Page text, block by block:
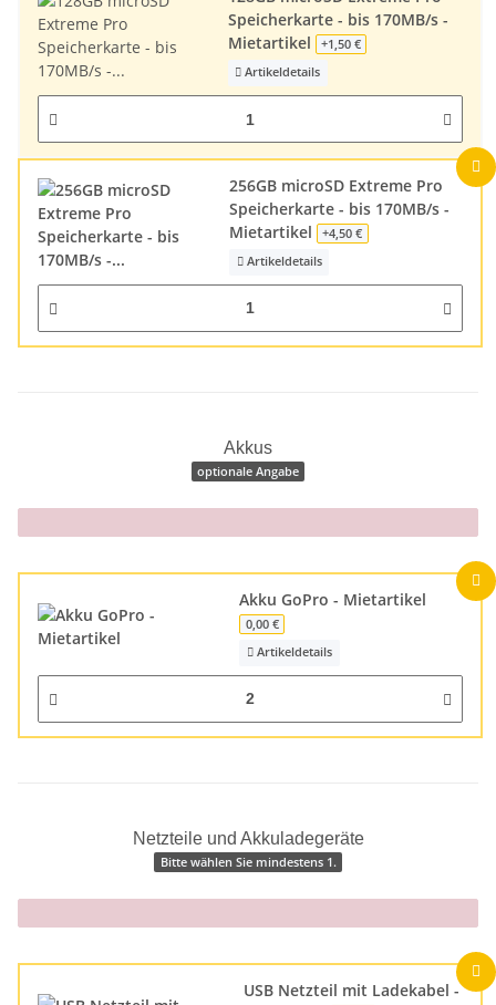
Speicherkarte - bis 170MB/s -
Mietartikel
+1,50 €
Artikeldetails
256GB microSD Extreme Pro
Speicherkarte - bis 170MB/s -
Mietartikel +4,50 €
Artikeldetails
Akkus
optionale Angabe
x
Akku GoPro - Mietartikel
0,00 €
Artikeldetails
Netzteile und Akkuladegeräte
Bitte wählen Sie mindestens 1.
x
USB Netzteil mit Ladekabel -